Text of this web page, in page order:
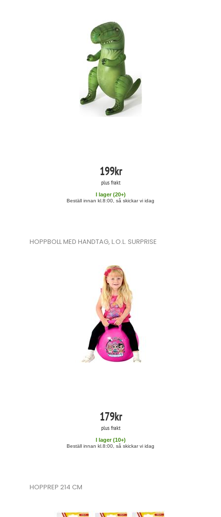
199kr
plus frakt
I lager (20+)
Beställ innan kl.8:00, så skickar vi idag
HOPPBOLL MED HANDTAG, L.O.L. SURPRISE
179kr
plus frakt
I lager (10+)
Beställ innan kl.8:00, så skickar vi idag
HOPPREP 214 CM